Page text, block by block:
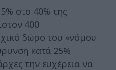
στο 40% της
400
δώρο του «νόμου
κατά 25%
την ευχέρεια να